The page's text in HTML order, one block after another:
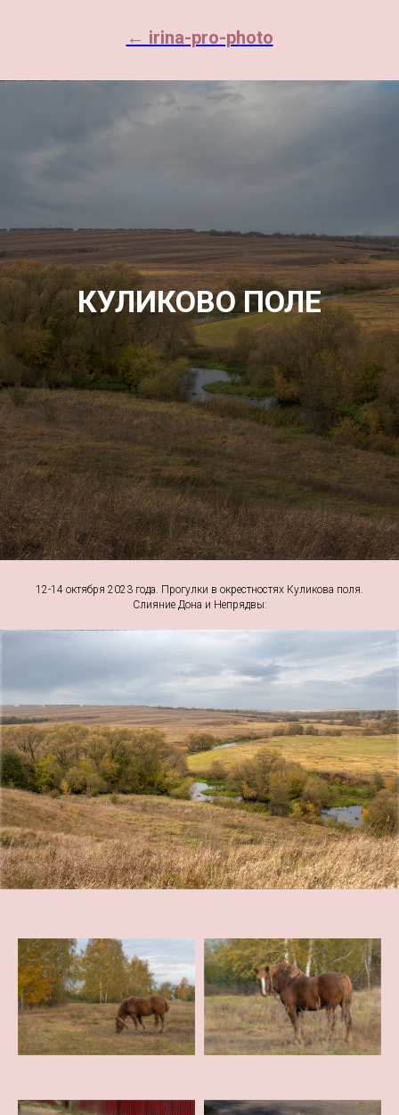
← irina-pro-photo
КУЛИКОВО ПОЛЕ
12-14 октября 2023 года. Прогулки в окрестностях Куликова поля.
Слияние Дона и Непрядвы: